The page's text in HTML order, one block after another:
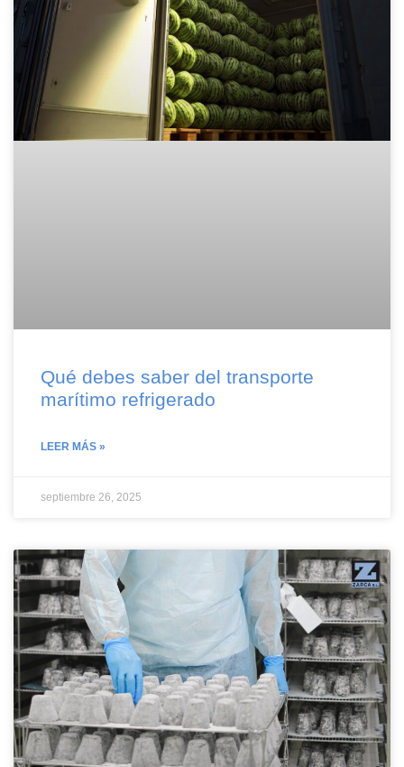
Qué debes saber del transporte
marítimo refrigerado
LEER MÁS »
septiembre 26, 2025